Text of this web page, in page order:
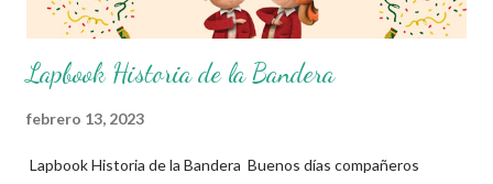
Lapbook Historia de la Bandera
febrero 13, 2023
Lapbook Historia de la Bandera Buenos días compañeros